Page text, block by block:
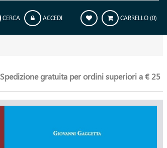
CERCA ACCEDI CARRELLO(0)
Spedizione gratuita per ordini superiori a € 25